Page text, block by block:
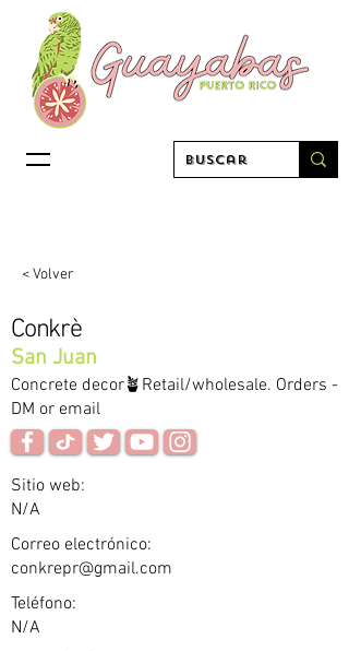
< Volver
Conkrè
San Juan
Concrete decor🪴Retail/wholesale. Orders -
DM or email
Sitio web:
N/A
Correo electrónico:
conkrepr@gmail.com
Teléfono:
N/A